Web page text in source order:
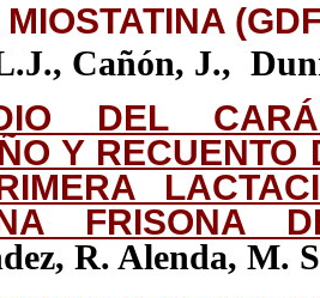
Cañón, J.,
DEL
Y
FRISONA
R. Alenda, M.